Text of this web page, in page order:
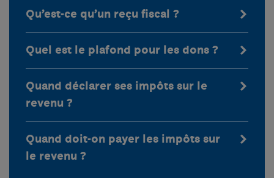
Qu’est-ce qu’un reçu fiscal ?
Quel est le plafond pour les dons ?
Quand déclarer ses impôts sur le
revenu ?
Quand doit-on payer les impôts sur
le revenu ?